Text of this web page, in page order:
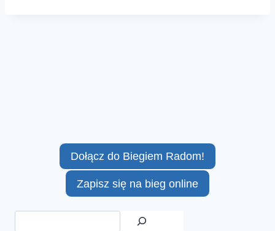
Dołącz do Biegiem Radom!
Zapisz się na bieg online
Szukaj